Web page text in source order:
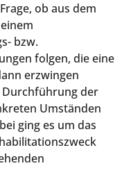
ob aus dem
bzw.
folgen, die eine
erzwingen
Durchführung der
Umständen
ging es um das